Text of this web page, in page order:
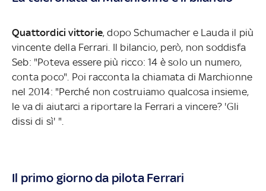
Quattordici vittorie, dopo Schumacher e Lauda il più
vincente della Ferrari. Il bilancio, però, non soddisfa
Seb: "Poteva essere più ricco: 14 è solo un numero,
conta poco". Poi racconta la chiamata di Marchionne
nel 2014: "Perché non costruiamo qualcosa insieme,
le va di aiutarci a riportare la Ferrari a vincere? 'Gli
dissi di sì' ".
Il primo giorno da pilota Ferrari